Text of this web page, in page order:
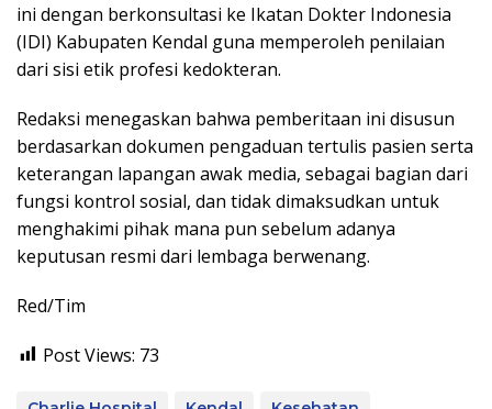
ini dengan berkonsultasi ke Ikatan Dokter Indonesia
(IDI) Kabupaten Kendal guna memperoleh penilaian
dari sisi etik profesi kedokteran.
Redaksi menegaskan bahwa pemberitaan ini disusun
berdasarkan dokumen pengaduan tertulis pasien serta
keterangan lapangan awak media, sebagai bagian dari
fungsi kontrol sosial, dan tidak dimaksudkan untuk
menghakimi pihak mana pun sebelum adanya
keputusan resmi dari lembaga berwenang.
Red/Tim
Post Views: 73